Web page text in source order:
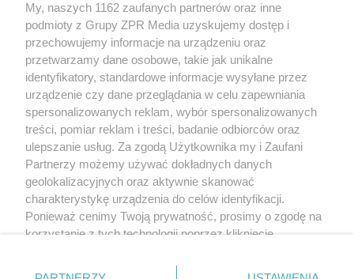
Żaden utwór zamieszczony w serwisie nie może być powielany i
rozpowszechniany lub dalej rozpowszechniany w jakikolwiek sposób (w
tym także elektroniczny lub mechaniczny) na jakimkolwiek polu
eksploatacji w jakiejkolwiek formie, włącznie z umieszczaniem w Internecie
bez pisemnej zgody właściciela praw. Jakiekolwiek użycie lub
wykorzystanie utworów w całości lub w części z naruszeniem prawa, tzn.
bez właściwej zgody, jest zabronione pod groźbą kary i może być ścigane
prawnie.
O nas
My, naszych 1162 zaufanych partnerów oraz inne
podmioty z Grupy ZPR Media uzyskujemy dostęp i
przechowujemy informacje na urządzeniu oraz
przetwarzamy dane osobowe, takie jak unikalne
identyfikatory, standardowe informacje wysyłane przez
urządzenie czy dane przeglądania w celu zapewniania
spersonalizowanych reklam, wybór spersonalizowanych
treści, pomiar reklam i treści, badanie odbiorców oraz
ulepszanie usług. Za zgodą Użytkownika my i Zaufani
Partnerzy możemy używać dokładnych danych
geolokalizacyjnych oraz aktywnie skanować
charakterystykę urządzenia do celów identyfikacji.
Ponieważ cenimy Twoją prywatność, prosimy o zgodę na
korzystanie z tych technologii poprzez kliknięcie
zmienić/wycofać klikając przycisk ustawień prywatności